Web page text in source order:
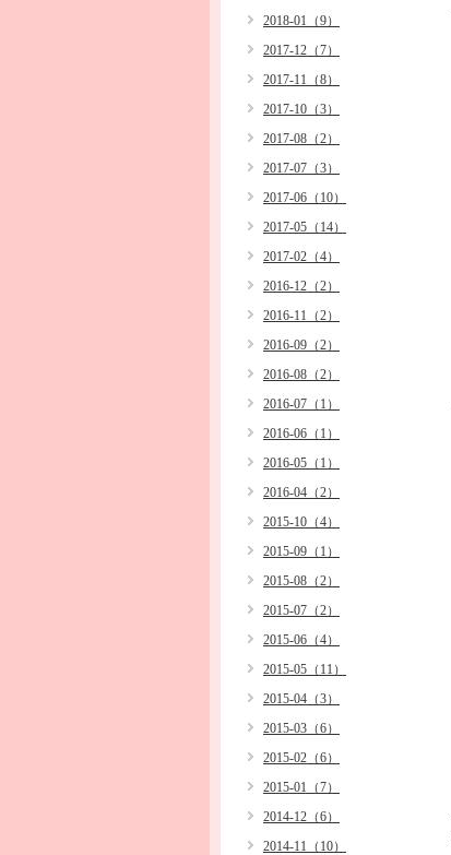
2018-01（9）
2017-12（7）
2017-11（8）
2017-10（3）
2017-08（2）
2017-07（3）
2017-06（10）
2017-05（14）
2017-02（4）
2016-12（2）
2016-11（2）
2016-09（2）
2016-08（2）
2016-07（1）
2016-06（1）
2016-05（1）
2016-04（2）
2015-10（4）
2015-09（1）
2015-08（2）
2015-07（2）
2015-06（4）
2015-05（11）
2015-04（3）
2015-03（6）
2015-02（6）
2015-01（7）
2014-12（6）
2014-11（10）